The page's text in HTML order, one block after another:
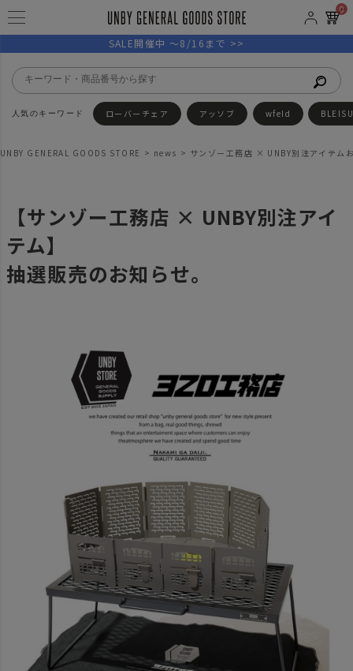
0
SALE開催中 ～8/16まで >>
ローバーチェア アッソブ wfeld
UNBY GENERAL GOODS STORE news サンゾー工務店 × UNBY別注アイテム
【サンゾー工務店 × UNBY別注アイ
テム】
抽選販売のお知らせ。